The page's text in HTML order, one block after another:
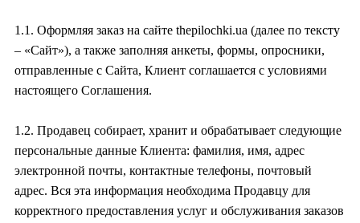
1.1. Оформляя заказ на сайте thepilochki.ua (далее по тексту
– «Сайт»), а также заполняя анкеты, формы, опросники,
отправленные с Сайта, Клиент соглашается с условиями
настоящего Соглашения.
1.2. Продавец собирает, хранит и обрабатывает следующие
персональные данные Клиента: фамилия, имя, адрес
электронной почты, контактные телефоны, почтовый
адрес. Вся эта информация необходима Продавцу для
корректного предоставления услуг и обслуживания заказов